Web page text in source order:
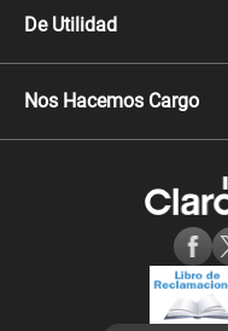
Celulares iPhone
Celulares Samsung
Celulares Motorola
De Utilidad
Llamada por llamada
Comprobantes electrónicos
Consulta de IMEI
Nos Hacemos Cargo
Consulta de reclamos
Adquirientes iPhone 6, 6S y
Mensaje de Seguridad
Términos y Condiciones
Libro de Reclamaciones
Legales de marketplace